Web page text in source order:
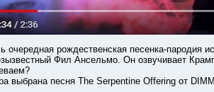
рождественская песенка-пародия
Фил Ансельмо. Он озвучивает
песня The Serpentine Offering от